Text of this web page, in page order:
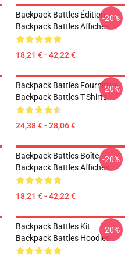
Backpack Battles Édition
Backpack Battles Affiches
18,21 € - 42,22 €
-20%
Backpack Battles Fourniture
Backpack Battles T-Shirts
24,38 € - 28,06 €
-20%
Backpack Battles Boîte
Backpack Battles Affiches
18,21 € - 42,22 €
-20%
Backpack Battles Kit
Backpack Battles Hoodies
-20%